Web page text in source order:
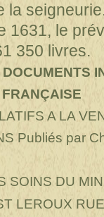
la
1631, le
350 livres.
A LA
Publiés par
SOINS DU
LEROUX